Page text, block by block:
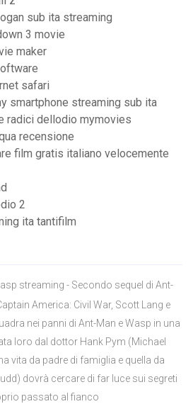
sub ita streaming
3 movie
maker
safari
smartphone streaming sub ita
radici dellodio mymovies
recensione
film gratis italiano velocemente
2
ita tantifilm
streaming - Secondo sequel di Ant-
America: Civil War, Scott Lang e
nei panni di Ant-Man e Wasp in una
loro dal dottor Hank Pym (Michael
vita da padre di famiglia e quella da
dovrà cercare di far luce sui segreti
passato al fianco